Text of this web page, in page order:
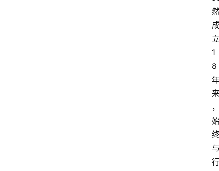
然
成
立
1
8
年
来
，
始
终
与
行